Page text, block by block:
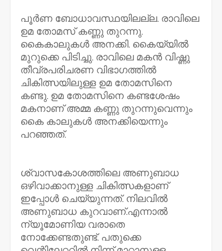
പൂർണ ബോധാവസ്ഥയിലല്ല. രാവിലെ
ഉമ തോമസ് കണ്ണു തുറന്നു.
കൈകാലുകള്‍ അനക്കി. കൈയ്യിൽ
മുറുക്കെ പിടിച്ചു. രാവിലെ മകൻ വിഷ്ണു
തീവ്രപരിചരണ വിഭാഗത്തിൽ
ചികിത്സയിലുള്ള ഉമ തോമസിനെ
കണ്ടു. ഉമ തോമസിനെ കണ്ടശേഷം
മകനാണ് അമ്മ കണ്ണു തുറന്നുവെന്നും
കൈ കാലുകള്‍ അനക്കിയെന്നും
പറഞ്ഞത്.
ശ്വാസകോശത്തിലെ അണുബാധ
ഒഴിവാക്കാനുള്ള ചികിത്സകളാണ്
ഇപ്പോൾ ചെയ്യുന്നത്. നിലവിൽ
അണുബാധ കുറവാണ്.എന്നാൽ
ന്യൂമോണിയ വരാതെ
നോക്കേണ്ടതുണ്ട്. പതുക്കെ